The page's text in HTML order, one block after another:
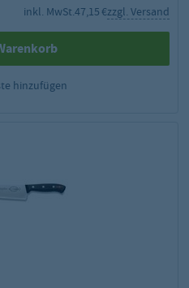
inkl. MwSt.47,15 €zzgl. Versand
hinzufügen